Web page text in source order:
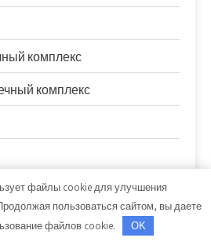
комплекс
комплекс
банный комплекс
файлы cookie для улучшения
пользоваться сайтом, вы даете
файлов cookie.
OK